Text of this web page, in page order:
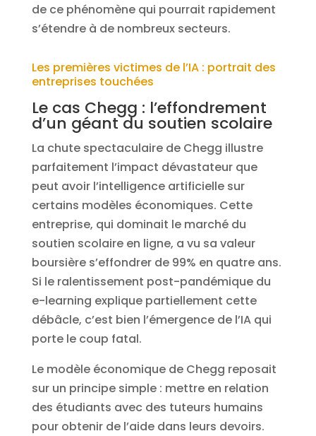
de ce phénomène qui pourrait rapidement
s’étendre à de nombreux secteurs.
Les premières victimes de l’IA : portrait des
entreprises touchées
Le cas Chegg : l’effondrement
d’un géant du soutien scolaire
La chute spectaculaire de Chegg illustre
parfaitement l’impact dévastateur que
peut avoir l’intelligence artificielle sur
certains modèles économiques. Cette
entreprise, qui dominait le marché du
soutien scolaire en ligne, a vu sa valeur
boursière s’effondrer de 99% en quatre ans.
Si le ralentissement post-pandémique du
e-learning explique partiellement cette
débâcle, c’est bien l’émergence de l’IA qui
porte le coup fatal.
Le modèle économique de Chegg reposait
sur un principe simple : mettre en relation
des étudiants avec des tuteurs humains
pour obtenir de l’aide dans leurs devoirs.